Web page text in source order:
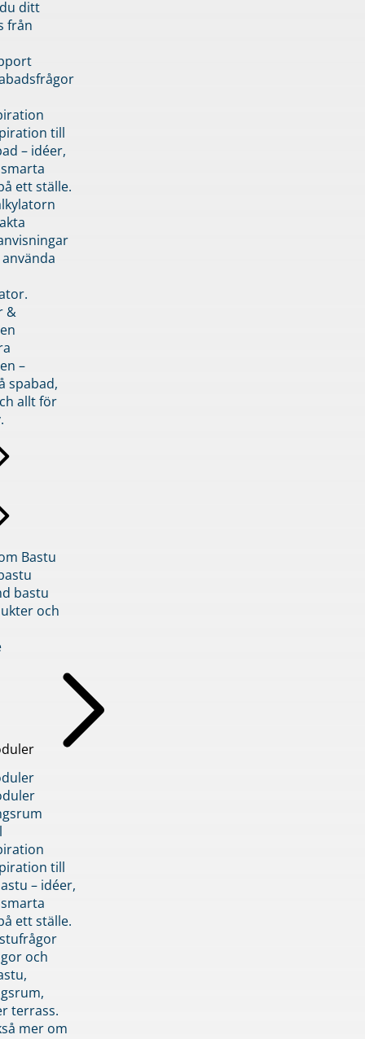
ditt
från
till
– idéer,
ett ställe.
&
–
spabad,
allt för
Bastu
bastu
och
till
– idéer,
ett ställe.
och
terrass.
mer om